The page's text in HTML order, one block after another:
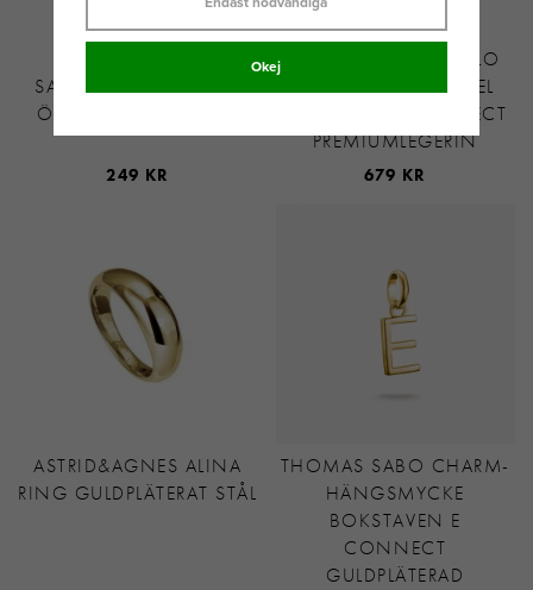
SANNE SMALL HJÄRTA
ÖRHÄNGE SILVER/VIT
249 KR
THOMAS SABO HELLO
KITTY CHARM ÄNGEL
MED HJÄRTA CONNECT
PREMIUMLEGERIN
679 KR
ASTRID&AGNES ALINA
RING GULDPLÄTERAT STÅL
THOMAS SABO CHARM-
HÄNGSMYCKE
BOKSTAVEN E
CONNECT
GULDPLÄTERAD
Okej